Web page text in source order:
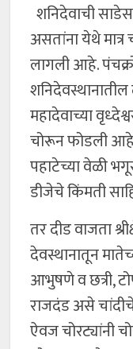
शनिदेवाची
असतांना येथे मात्र
लागली आहे.
महादेवाच्या
चोरून फोडली
पहाटेच्या वेळी
डीजेचे किंमती
तर दीड वाजता
देवस्थानातून
आभुषणे व छत्री,
राजदंड असे
ऐवज चोरट्यांनी